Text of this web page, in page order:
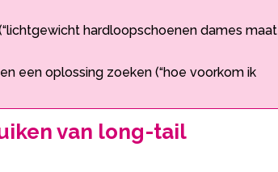
hardloopschoenen dames maat
een oplossing zoeken (“hoe voorkom ik
van long-tail